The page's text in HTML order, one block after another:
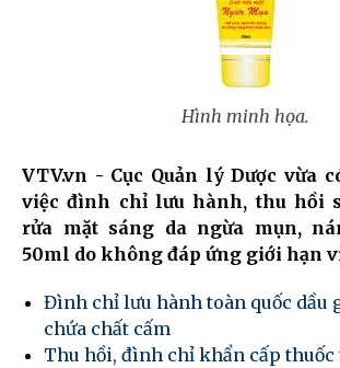
Hình minh họa.
VTV.vn - Cục Quản lý Dược vừa
việc đình chỉ lưu hành, thu hồi
rửa mặt sáng da ngừa mụn,
50ml do không đáp ứng giới hạn
Đình chỉ lưu hành toàn quốc dầu
chứa chất cấm
Thu hồi, đình chỉ khẩn cấp thuốc